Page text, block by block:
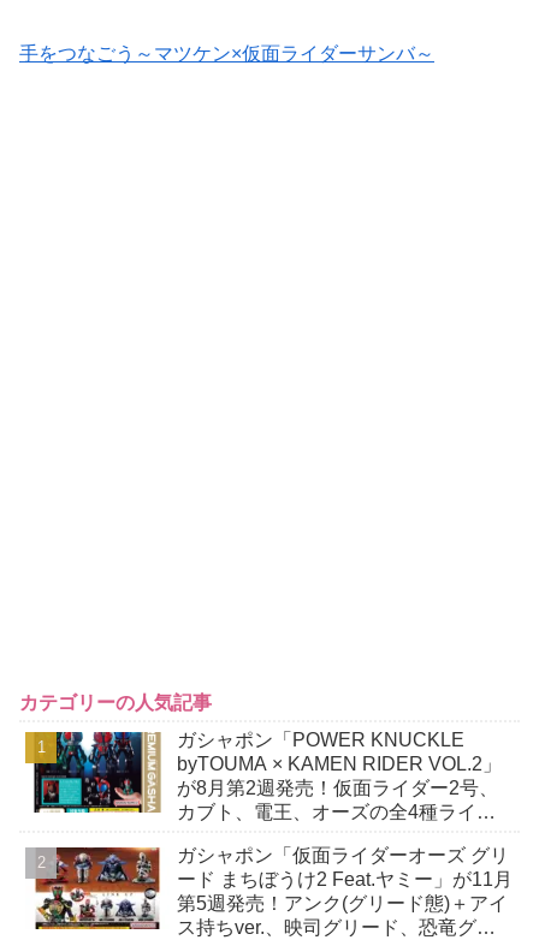
手をつなごう～マツケン×仮面ライダーサンバ～
カテゴリーの人気記事
ガシャポン「POWER KNUCKLE
byTOUMA × KAMEN RIDER VOL.2」
が8月第2週発売！仮面ライダー2号、
カブト、電王、オーズの全4種ライン
ガシャポン「仮面ライダーオーズ グリ
ード まちぼうけ2 Feat.ヤミー」が11月
第5週発売！アンク(グリード態)＋アイ
ス持ちver.、映司グリード、恐竜グリ